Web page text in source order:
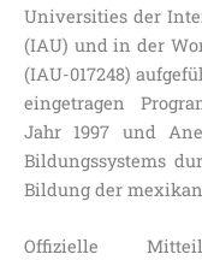
Universities der
(IAU) und in der
(IAU-017248)
eingetragen
Jahr 1997 und
Bildungssystems
Bildung der
Offizielle